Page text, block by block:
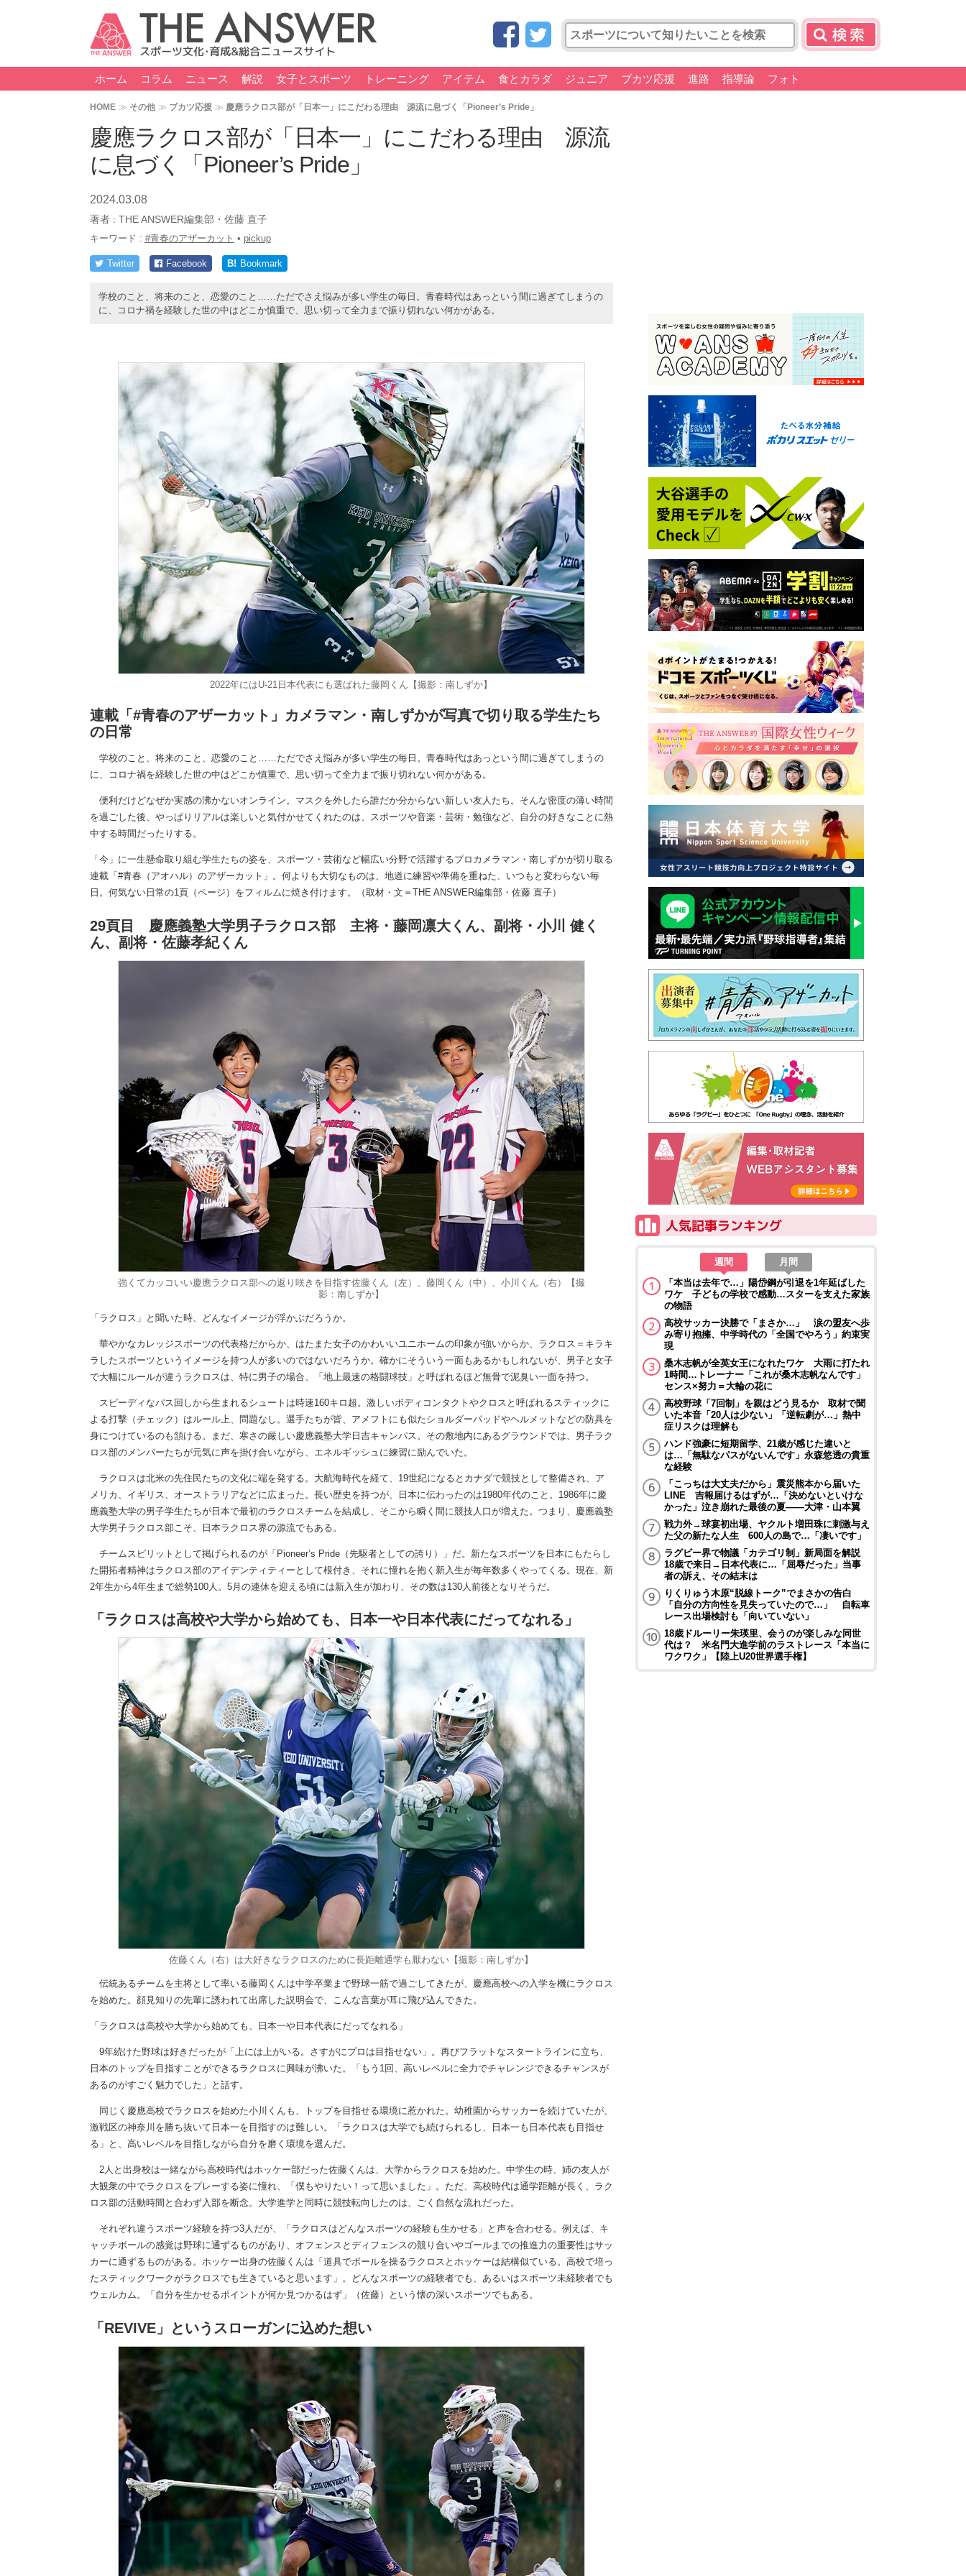
ホーム コラム ニュース 解説 女子とスポーツ トレーニング アイテム 食とカラダ ジュニア ブカツ応援 進路 指導論 フォト
HOME その他 ブカツ応援 慶應ラクロス部が「日本一」にこだわる理由 源流に息づく「Pioneer’s Pride」
慶應ラクロス部が「日本一」にこだわる理由 源流
に息づく「Pioneer’s Pride」
2024.03.08
著者 : THE ANSWER編集部・佐藤 直子
キーワード : #青春のアザーカット • pickup
Twitter Facebook B! Bookmark
学校のこと、将来のこと、恋愛のこと……ただでさえ悩みが多い学生の毎日。青春時代はあっという間に過ぎてしまうの
に、コロナ禍を経験した世の中はどこか慎重で、思い切って全力まで振り切れない何かがある。
2022年にはU-21日本代表にも選ばれた藤岡くん【撮影：南しずか】
連載「#青春のアザーカット」カメラマン・南しずかが写真で切り取る学生たち
の日常
学校のこと、将来のこと、恋愛のこと……ただでさえ悩みが多い学生の毎日。青春時代はあっという間に過ぎてしまうの
に、コロナ禍を経験した世の中はどこか慎重で、思い切って全力まで振り切れない何かがある。
便利だけどなぜか実感の沸かないオンライン。マスクを外したら誰だか分からない新しい友人たち。そんな密度の薄い時間
を過ごした後、やっぱりリアルは楽しいと気付かせてくれたのは、スポーツや音楽・芸術・勉強など、自分の好きなことに熱
中する時間だったりする。
「今」に一生懸命取り組む学生たちの姿を、スポーツ・芸術など幅広い分野で活躍するプロカメラマン・南しずかが切り取る
連載「#青春（アオハル）のアザーカット」。何よりも大切なものは、地道に練習や準備を重ねた、いつもと変わらない毎
日。何気ない日常の1頁（ページ）をフィルムに焼き付けます。（取材・文＝THE ANSWER編集部・佐藤 直子）
29頁目 慶應義塾大学男子ラクロス部 主将・藤岡凛大くん、副将・小川 健く
ん、副将・佐藤孝紀くん
強くてカッコいい慶應ラクロス部への返り咲きを目指す佐藤くん（左）、藤岡くん（中）、小川くん（右）【撮
影：南しずか】
「ラクロス」と聞いた時、どんなイメージが浮かぶだろうか。
華やかなカレッジスポーツの代表格だからか、はたまた女子のかわいいユニホームの印象が強いからか、ラクロス＝キラキ
ラしたスポーツというイメージを持つ人が多いのではないだろうか。確かにそういう一面もあるかもしれないが、男子と女子
で大幅にルールが違うラクロスは、特に男子の場合、「地上最速の格闘球技」と呼ばれるほど無骨で泥臭い一面を持つ。
スピーディなパス回しから生まれるシュートは時速160キロ超。激しいボディコンタクトやクロスと呼ばれるスティックに
よる打撃（チェック）はルール上、問題なし。選手たちが皆、アメフトにも似たショルダーパッドやヘルメットなどの防具を
身につけているのも頷ける。まだ、寒さの厳しい慶應義塾大学日吉キャンパス。その敷地内にあるグラウンドでは、男子ラク
ロス部のメンバーたちが元気に声を掛け合いながら、エネルギッシュに練習に励んでいた。
ラクロスは北米の先住民たちの文化に端を発する。大航海時代を経て、19世紀になるとカナダで競技として整備され、ア
メリカ、イギリス、オーストラリアなどに広まった。長い歴史を持つが、日本に伝わったのは1980年代のこと。1986年に慶
應義塾大学の男子学生たちが日本で最初のラクロスチームを結成し、そこから瞬く間に競技人口が増えた。つまり、慶應義塾
大学男子ラクロス部こそ、日本ラクロス界の源流でもある。
チームスピリットとして掲げられるのが「Pioneer’s Pride（先駆者としての誇り）」だ。新たなスポーツを日本にもたらし
た開拓者精神はラクロス部のアイデンティティーとして根付き、それに憧れを抱く新入生が毎年数多くやってくる。現在、新
2年生から4年生まで総勢100人。5月の連休を迎える頃には新入生が加わり、その数は130人前後となりそうだ。
「ラクロスは高校や大学から始めても、日本一や日本代表にだってなれる」
佐藤くん（右）は大好きなラクロスのために長距離通学も厭わない【撮影：南しずか】
伝統あるチームを主将として率いる藤岡くんは中学卒業まで野球一筋で過ごしてきたが、慶應高校への入学を機にラクロス
を始めた。顔見知りの先輩に誘われて出席した説明会で、こんな言葉が耳に飛び込んできた。
「ラクロスは高校や大学から始めても、日本一や日本代表にだってなれる」
9年続けた野球は好きだったが「上には上がいる。さすがにプロは目指せない」。再びフラットなスタートラインに立ち、
日本のトップを目指すことができるラクロスに興味が沸いた。「もう1回、高いレベルに全力でチャレンジできるチャンスが
あるのがすごく魅力でした」と話す。
同じく慶應高校でラクロスを始めた小川くんも、トップを目指せる環境に惹かれた。幼稚園からサッカーを続けていたが、
激戦区の神奈川を勝ち抜いて日本一を目指すのは難しい。「ラクロスは大学でも続けられるし、日本一も日本代表も目指せ
る」と、高いレベルを目指しながら自分を磨く環境を選んだ。
2人と出身校は一緒ながら高校時代はホッケー部だった佐藤くんは、大学からラクロスを始めた。中学生の時、姉の友人が
大観衆の中でラクロスをプレーする姿に憧れ、「僕もやりたい！って思いました」。ただ、高校時代は通学距離が長く、ラク
ロス部の活動時間と合わず入部を断念。大学進学と同時に競技転向したのは、ごく自然な流れだった。
それぞれ違うスポーツ経験を持つ3人だが、「ラクロスはどんなスポーツの経験も生かせる」と声を合わせる。例えば、キ
ャッチボールの感覚は野球に通ずるものがあり、オフェンスとディフェンスの競り合いやゴールまでの推進力の重要性はサッ
カーに通ずるものがある。ホッケー出身の佐藤くんは「道具でボールを操るラクロスとホッケーは結構似ている。高校で培っ
たスティックワークがラクロスでも生きていると思います」。どんなスポーツの経験者でも、あるいはスポーツ未経験者でも
ウェルカム。「自分を生かせるポイントが何か見つかるはず」（佐藤）という懐の深いスポーツでもある。
「REVIVE」というスローガンに込めた想い
週間
月間
「本当は去年で…」陽岱鋼が引退を1年延ばした
ワケ 子どもの学校で感動…スターを支えた家族
の物語
高校サッカー決勝で「まさか…」 涙の盟友へ歩
み寄り抱擁、中学時代の「全国でやろう」約束実
現
桑木志帆が全英女王になれたワケ 大雨に打たれ
1時間…トレーナー「これが桑木志帆なんです」
センス×努力＝大輪の花に
高校野球「7回制」を親はどう見るか 取材で聞
いた本音「20人は少ない」「逆転劇が…」熱中
症リスクは理解も
ハンド強豪に短期留学、21歳が感じた違いと
は…「無駄なパスがないんです」永森悠透の貴重
な経験
「こっちは大丈夫だから」震災熊本から届いた
LINE 吉報届けるはずが…「決めないといけな
かった」泣き崩れた最後の夏――大津・山本翼
戦力外→球宴初出場、ヤクルト増田珠に刺激与え
た父の新たな人生 600人の島で…「凄いです」
ラグビー界で物議「カテゴリ制」新局面を解説
18歳で来日→日本代表に…「屈辱だった」当事
者の訴え、その結末は
りくりゅう木原“脱線トーク”でまさかの告白
「自分の方向性を見失っていたので…」 自転車
レース出場検討も「向いていない」
18歳ドルーリー朱瑛里、会うのが楽しみな同世
代は？ 米名門大進学前のラストレース「本当に
ワクワク」【陸上U20世界選手権】